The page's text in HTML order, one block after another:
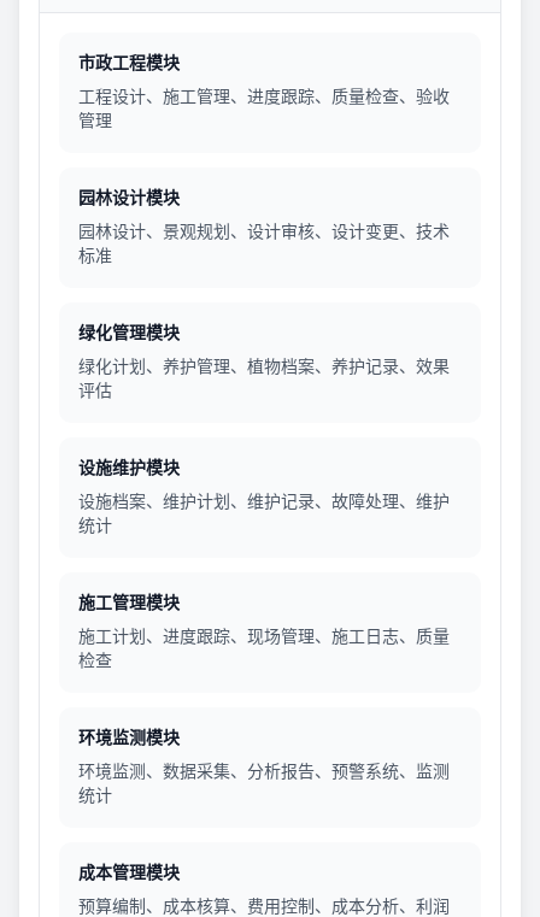
市政工程模块
工程设计、施工管理、进度跟踪、质量检查、验收
管理
园林设计模块
园林设计、景观规划、设计审核、设计变更、技术
标准
绿化管理模块
绿化计划、养护管理、植物档案、养护记录、效果
评估
设施维护模块
设施档案、维护计划、维护记录、故障处理、维护
统计
施工管理模块
施工计划、进度跟踪、现场管理、施工日志、质量
检查
环境监测模块
环境监测、数据采集、分析报告、预警系统、监测
统计
成本管理模块
预算编制、成本核算、费用控制、成本分析、利润